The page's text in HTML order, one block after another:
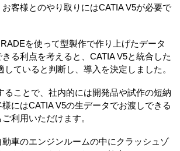
客様とのやり取りにはCATIA V5が必要で
を使って型製作で作り上げたデータ
る利点を考えると、CATIA V5と統合した
していると判断し、導入を決定しました。
ることで、社内的には開発品や試作の短納
にはCATIA V5の生データでお渡しできる
利用いただけます。
車のエンジンルームの中にクラッシュゾ